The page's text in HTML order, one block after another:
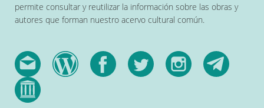
permite consultar y reutilizar la información sobre las obras y
autores que forman nuestro acervo cultural común.